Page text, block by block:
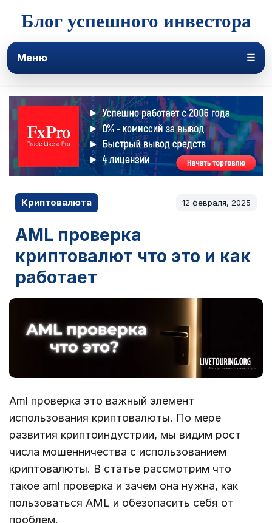
Блог успешного инвестора
Меню ☰
Криптовалюта 12 февраля, 2025
AML проверка
криптовалют что это и как
работает
Aml проверка это важный элемент
использования криптовалюты. По мере
развития криптоиндустрии, мы видим рост
числа мошенничества с использованием
криптовалюты. В статье рассмотрим что
такое aml проверка и зачем она нужна, как
пользоваться AML и обезопасить себя от
проблем.